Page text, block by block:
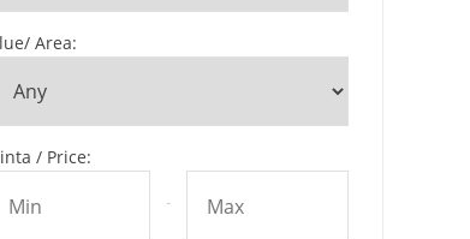
Area:
/ Price:
-